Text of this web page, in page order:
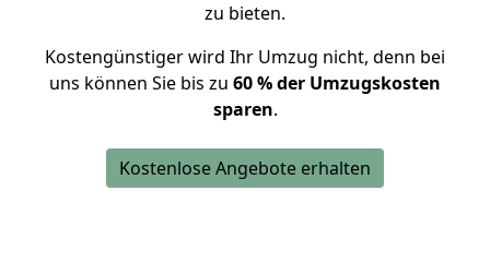
zu bieten.
Kostengünstiger wird Ihr Umzug nicht, denn bei
uns können Sie bis zu 60 % der Umzugskosten
sparen.
Kostenlose Angebote erhalten